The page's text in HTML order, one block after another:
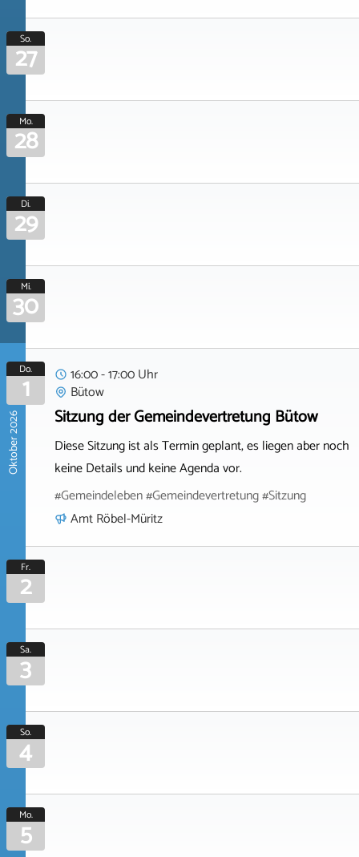
So.
27
Mo.
28
Di.
29
Mi.
30
Oktober 2026
Do.
1
16:00 - 17:00 Uhr
Bütow
Sitzung der Gemeindevertretung Bütow
Diese Sitzung ist als Termin geplant, es liegen aber noch
keine Details und keine Agenda vor.
#Gemeindeleben #Gemeindevertretung #Sitzung
Amt Röbel-Müritz
Fr.
2
Sa.
3
So.
4
Mo.
5